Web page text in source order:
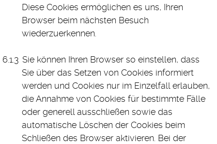
Diese Cookies ermöglichen es uns, Ihren
Browser beim nächsten Besuch
wiederzuerkennen.
Sie können Ihren Browser so einstellen, dass
Sie über das Setzen von Cookies informiert
werden und Cookies nur im Einzelfall erlauben,
die Annahme von Cookies für bestimmte Fälle
oder generell ausschließen sowie das
automatische Löschen der Cookies beim
Schließen des Browser aktivieren. Bei der